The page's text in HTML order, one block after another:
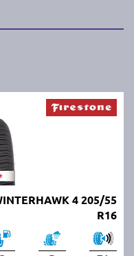
4 205/55
R16